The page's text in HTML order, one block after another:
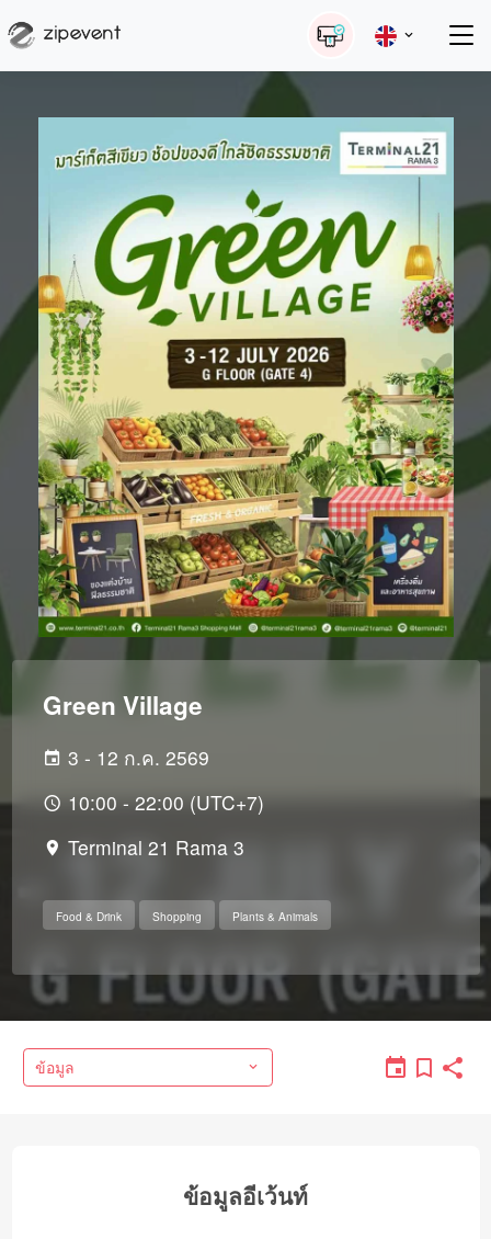
Green Village
3 - 12 ก.ค. 2569
10:00 - 22:00 (UTC+7)
Terminal 21 Rama 3
Food & Drink Shopping Plants & Animals
ข้อมูล
ข้อมูลอีเว้นท์